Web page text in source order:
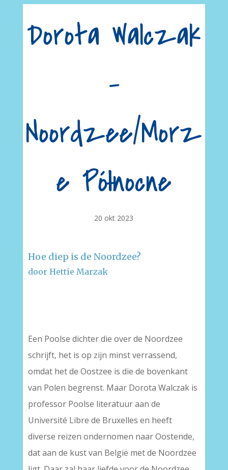
Dorota Walczak
–
Noordzee/Morz
e Północne
20 okt 2023
Hoe diep is de Noordzee?
door Hettie Marzak
Een Poolse dichter die over de Noordzee
schrijft, het is op zijn minst verrassend,
omdat het de Oostzee is die de bovenkant
van Polen begrenst. Maar Dorota Walczak is
professor Poolse literatuur aan de
Université Libre de Bruxelles en heeft
diverse reizen ondernomen naar Oostende,
dat aan de kust van België met de Noordzee